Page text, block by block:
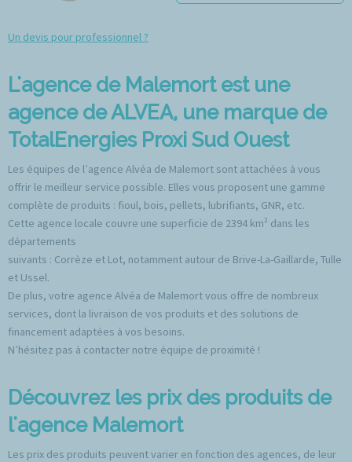
Un devis pour professionnel ?
L'agence de Malemort est une
agence de ALVEA, une marque de
TotalEnergies Proxi Sud Ouest
Les équipes de l’agence Alvéa de Malemort sont attachées à vous
offrir le meilleur service possible. Elles vous proposent une gamme
complète de produits : fioul, bois, pellets, lubrifiants, GNR, etc.
Cette agence locale couvre une superficie de 2394 km² dans les
départements
suivants : Corrèze et Lot, notamment autour de Brive-La-Gaillarde, Tulle
et Ussel.
De plus, votre agence Alvéa de Malemort vous offre de nombreux
services, dont la livraison de vos produits et des solutions de
financement adaptées à vos besoins.
N’hésitez pas à contacter notre équipe de proximité !
Découvrez les prix des produits de
l'agence Malemort
Les prix des produits peuvent varier en fonction des agences, de leur